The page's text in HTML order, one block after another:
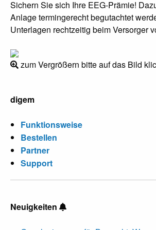
Sichern Sie sich Ihre EEG-Prämie!
Anlage termingerecht begutachtet
Unterlagen rechtzeitig beim Versorger
zum Vergrößern bitte auf das Bild
digem
Funktionsweise
Bestellen
Partner
Support
Neuigkeiten